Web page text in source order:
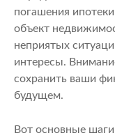
погашения
объект
неприятых
интересы.
сохранить ваши
будущем.
Вот основные